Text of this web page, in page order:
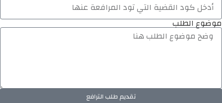
موضوع الطلب
تقديم طلب الترافع